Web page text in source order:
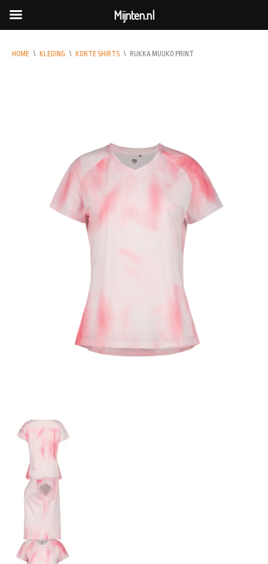
HOME \ KLEDING \ KORTE SHIRTS \ RUKKA MUUKO PRINT
Mijnten.nl